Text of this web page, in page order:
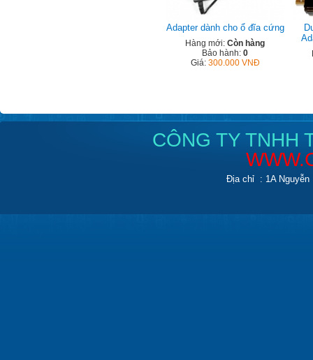
Adapter dành cho ổ đĩa cứng
Hàng mới: Còn hàng
Bảo hành: 0
Giá: 300.000 VNĐ
CÔNG TY TNHH
Địa chỉ : 1A